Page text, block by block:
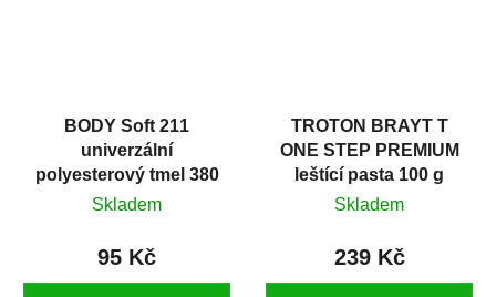
BODY Soft 211
univerzální
polyesterový tmel 380
g
Skladem
95 Kč
TROTON BRAYT T
ONE STEP PREMIUM
leštící pasta 100 g
Skladem
239 Kč